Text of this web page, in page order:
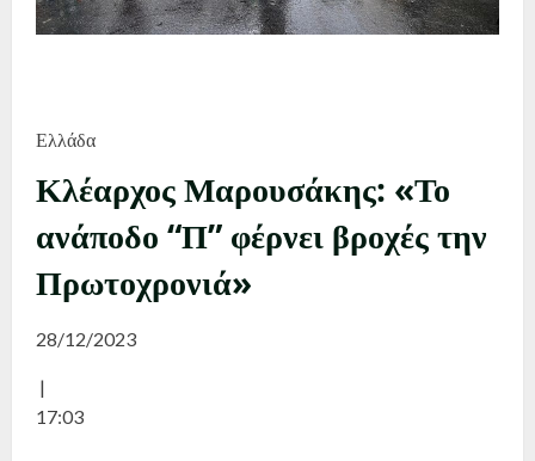
Ελλάδα
Κλέαρχος Μαρουσάκης: «Το
ανάποδο “Π” φέρνει βροχές την
Πρωτοχρονιά»
28/12/2023
|
17:03